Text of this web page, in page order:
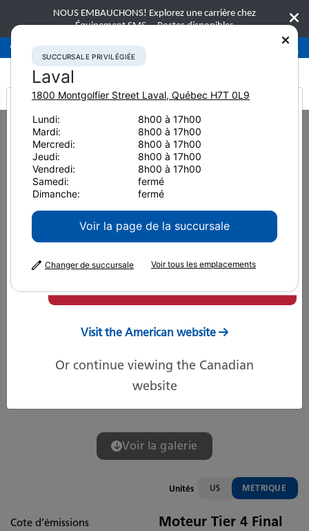
NOUS EMBAUCHONS! Explorez une carrière chez
Équipement SMS. Postes disponibles
Succursale privilégiéeLaval 450-781-9600
Home Équipement neuf Camions électriques
Camions électriques
Komatsu 830E-5
Voir la galerie
Unités US MÉTRIQUE
Cote d’émissions Moteur Tier 4 Final
It looks like you are
from America
Visit the American website
Or continue viewing the Canadian
website
SUCCURSALE PRIVILÉGIÉE
Laval
1800 Montgolfier Street Laval, Québec H7T 0L9
Lundi:
8h00 à 17h00
Mardi:
8h00 à 17h00
Mercredi:
8h00 à 17h00
Jeudi:
8h00 à 17h00
Vendredi:
8h00 à 17h00
Samedi:
fermé
Dimanche:
fermé
Voir la page de la succursale
Changer de succursale Voir tous les emplacements